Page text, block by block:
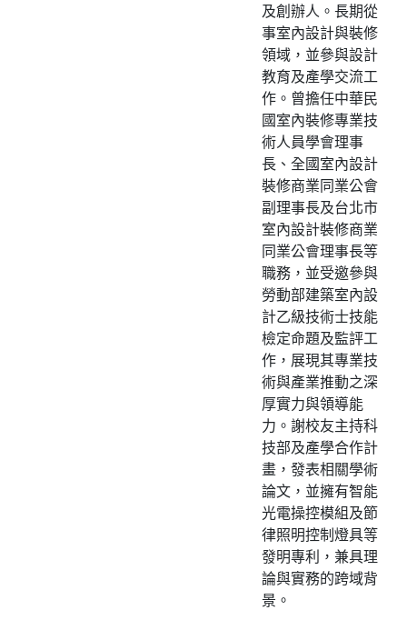
及創辦人。長期從
事室內設計與裝修
領域，並參與設計
教育及產學交流工
作。曾擔任中華民
國室內裝修專業技
術人員學會理事
長、全國室內設計
裝修商業同業公會
副理事長及台北市
室內設計裝修商業
同業公會理事長等
職務，並受邀參與
勞動部建築室內設
計乙級技術士技能
檢定命題及監評工
作，展現其專業技
術與產業推動之深
厚實力與領導能
力。謝校友主持科
技部及產學合作計
畫，發表相關學術
論文，並擁有智能
光電操控模組及節
律照明控制燈具等
發明專利，兼具理
論與實務的跨域背
景。